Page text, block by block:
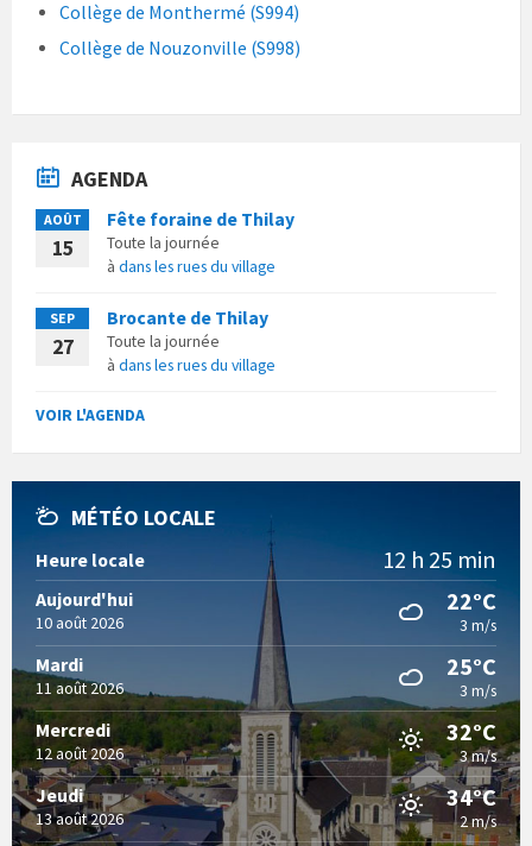
Collège de Monthermé (S994)
Collège de Nouzonville (S998)
AGENDA
AOÛT
15
Fête foraine de Thilay
Toute la journée
à dans les rues du village
SEP
27
Brocante de Thilay
Toute la journée
à dans les rues du village
VOIR L'AGENDA
MÉTÉO LOCALE
Heure locale 12 h 25 min
Aujourd'hui
10 août 2026
22°C
3 m/s
Mardi
11 août 2026
25°C
3 m/s
Mercredi
12 août 2026
32°C
3 m/s
Jeudi
13 août 2026
34°C
2 m/s